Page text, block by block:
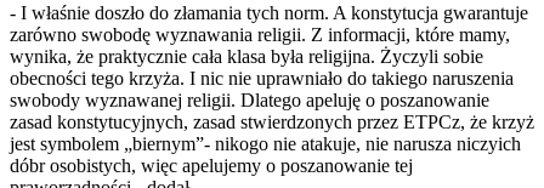
- I właśnie doszło do złamania tych norm. A konstytucja gwarantuje
zarówno swobodę wyznawania religii. Z informacji, które mamy,
wynika, że praktycznie cała klasa była religijna. Życzyli sobie
obecności tego krzyża. I nic nie uprawniało do takiego naruszenia
swobody wyznawanej religii. Dlatego apeluję o poszanowanie
zasad konstytucyjnych, zasad stwierdzonych przez ETPCz, że krzyż
jest symbolem „biernym”- nikogo nie atakuje, nie narusza niczyich
dóbr osobistych, więc apelujemy o poszanowanie tej